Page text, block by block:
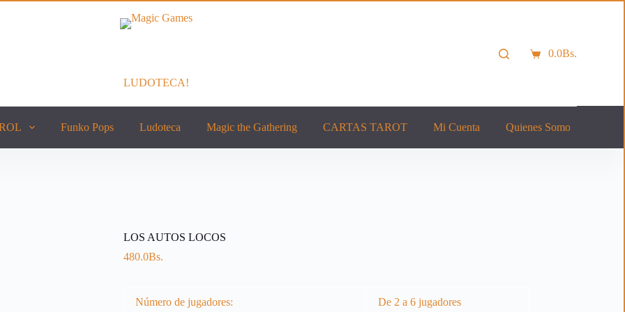
LUDOTECA!
Carro0.0Bs.
Funko Pops Ludoteca Magic the Gathering CARTAS TAROT Mi Cuenta Quienes Somos
LOS AUTOS LOCOS
480.0Bs.
Número de jugadores: De 2 a 6 jugadores